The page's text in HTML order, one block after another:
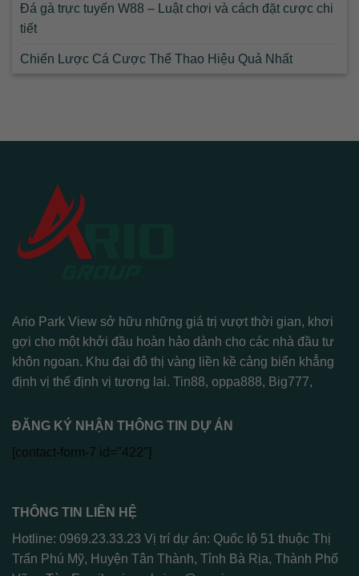
Đá gà trực tuyến W88 – Luật chơi và cách đặt cược chi
tiết
Chiến Lược Cá Cược Thể Thao Hiệu Quả Nhất
Ario Park View sở hữu những giá trị vượt thời gian, khơi
gợi cho một khởi đầu hoàn hảo dành cho các nhà đầu tư
khôn ngoan. Khu đại đô thị vàng liền kề cảng biển khẳng
định vị thế định vị tương lai. Tin88, oppa888, Big777,
ĐĂNG KÝ NHẬN THÔNG TIN DỰ ÁN
[contact-form-7 id="422"]
THÔNG TIN LIÊN HỆ
Hotline: 0969.23.33.23 Vị trí dự án: Quốc lộ 51 thuộc Thị
Trấn Phú Mỹ, Huyện Tân Thành, Tỉnh Bà Rịa, Thành Phố